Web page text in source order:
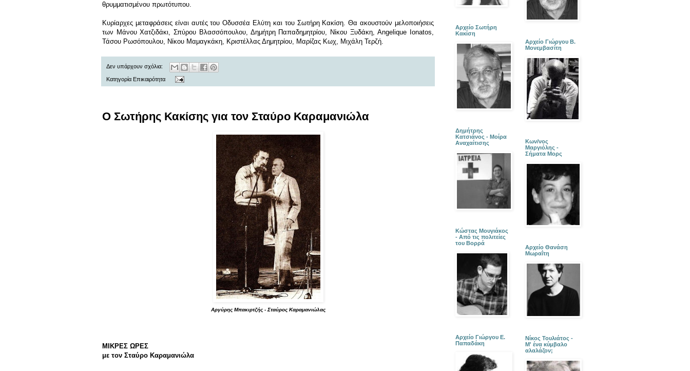
θρυμματισμένου πρωτότυπου.
Κυρίαρχες μεταφράσεις είναι αυτές του Οδυσσέα Ελύτη και του Σωτήρη Κακίση.Θα ακουστούν μελοποιήσεις
των Μάνου Χατζιδάκι, Σπύρου Βλασσόπουλου, Δημήτρη Παπαδημητρίου, Νίκου Ξυδάκη,Angelique Ionatos,
Τάσου Ρωσόπουλου, Νίκου Μαμαγκάκη, Κριστέλλας Δημητρίου, Μαρίζας Κωχ, Μιχάλη Τερζή.
Δεν υπάρχουν σχόλια:
Κατηγορία Επικαιρότητα
Ο Σωτήρης Κακίσης για τον Σταύρο Καραμανιώλα
Αργύρης Μπακιρτζής - Σταύρος Καραμανιώλας
ΜΙΚΡΕΣ ΩΡΕΣ
με τον Σταύρο Καραμανιώλα
Αρχείο Σωτήρη
Κακίση
Δημήτρης
Κατσιάνος - Μοίρα
Αναχαίτισης
Κώστας Μουγιάκος
- Από τις πολιτείες
του Βορρά
Αρχείο Γιώργου Ε.
Παπαδάκη
Αρχείο Γιώργου Β.
Μονεμβασίτη
Κων/νος
Μαργιόλης -
Σήματα Μορς
Αρχείο Θανάση
Μωραΐτη
Νίκος Τουλιάτος -
Μ' ένα κύμβαλο
αλαλάζον;